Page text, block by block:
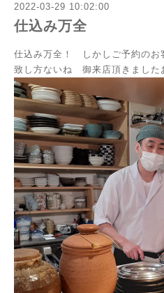
2022-03-29 10:02:00
仕込み万全
仕込み万全！ しかしご予約のお
致し方ないね 御来店頂きました